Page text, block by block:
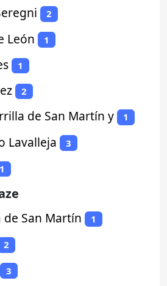
2
León 1
1
2
de San Martín y 1
Lavalleja 3
1
de San Martín 1
2
3